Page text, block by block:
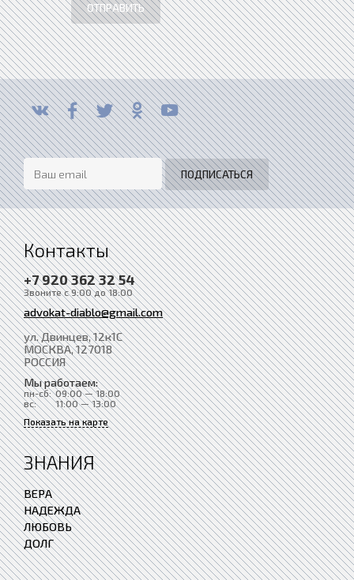
ОТПРАВИТЬ
Контакты
+7 920 362 32 54
Звоните с 9:00 до 18:00
advokat-diablo@gmail.com
ул. Двинцев, 12к1С
МОСКВА, 127018
РОССИЯ
Мы работаем:
пн-сб: 09:00 — 18:00
вс:
11:00 — 13:00
Показать на карте
ЗНАНИЯ
ВЕРА
НАДЕЖДА
ЛЮБОВЬ
ДОЛГ